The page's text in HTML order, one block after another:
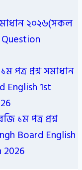
২০২৬(সকল
Question
পত্র প্রশ্ন সমাধান
English 1st
১ম পত্র প্রশ্ন
Board English
2026